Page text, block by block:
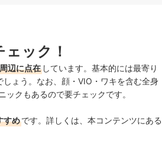
ない！
ック！
辺に点在 しています。基本的には最寄り
ょう。 なお、 顔・VIO・ワキを含む全身
ックもあるので要チェックです。
すめです。詳しくは、本コンテンツにある